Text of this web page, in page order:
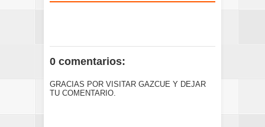
0 comentarios:
GRACIAS POR VISITAR GAZCUE Y DEJAR
TU COMENTARIO.